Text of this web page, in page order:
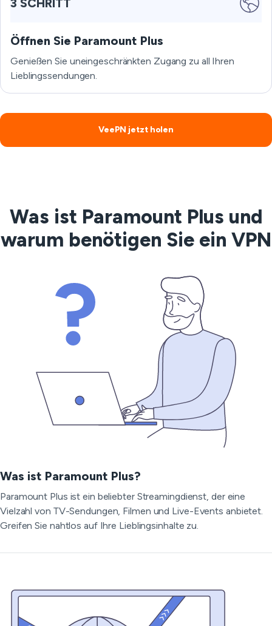
3 SCHRITT
Öffnen Sie Paramount Plus
Genießen Sie uneingeschränkten Zugang zu all Ihren
Lieblingssendungen.
VeePN jetzt holen
Was ist Paramount Plus und
warum benötigen Sie ein VPN
Was ist Paramount Plus?
Paramount Plus ist ein beliebter Streamingdienst, der eine
Vielzahl von TV-Sendungen, Filmen und Live-Events anbietet.
Greifen Sie nahtlos auf Ihre Lieblingsinhalte zu.